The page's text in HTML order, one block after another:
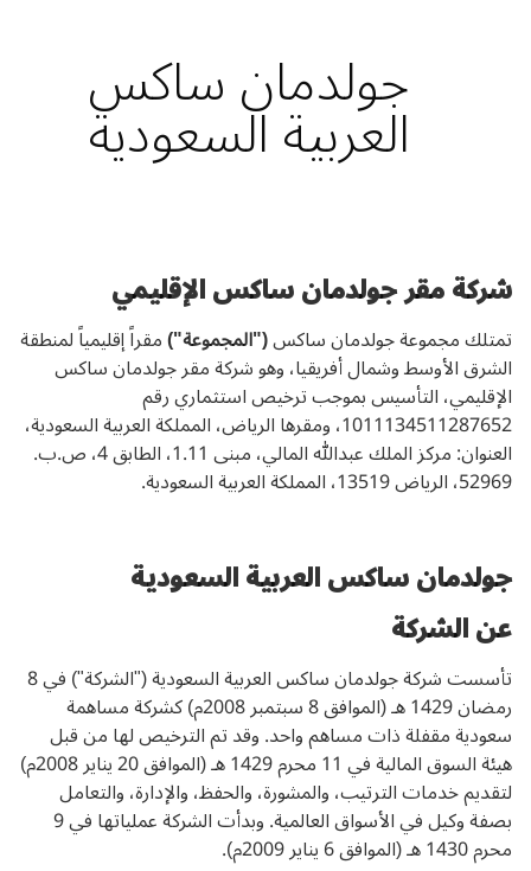
جولدمان ساكس
العربية السعودية
شركة مقر جولدمان ساكس الإقليمي
تمتلك مجموعة جولدمان ساكس("المجموعة")مقراً إقليمياً لمنطقة
الشرق الأوسط وشمال أفريقيا، وهو شركة مقر جولدمان ساكس
الإقليمي، التأسيس بموجب ترخيص استثماري رقم
1011134511287652، ومقرها الرياض، المملكة العربية السعودية،
العنوان: مركز الملك عبدالله المالي، مبنى 1.11، الطابق 4، ص.ب.
52969، الرياض 13519، المملكة العربية السعودية.
جولدمان ساكس العربية السعودية
عن الشركة
تأسست شركة جولدمان ساكس العربية السعودية ("الشركة") في 8
رمضان 1429 هـ (الموافق 8 سبتمبر 2008م) كشركة مساهمة
سعودية مقفلة ذات مساهم واحد. وقد تم الترخيص لها من قبل
هيئة السوق المالية في 11 محرم 1429 هـ (الموافق 20 يناير 2008م)
لتقديم خدمات الترتيب، والمشورة، والحفظ، والإدارة، والتعامل
بصفة وكيل في الأسواق العالمية. وبدأت الشركة عملياتها في 9
محرم 1430 هـ (الموافق 6 يناير 2009م).